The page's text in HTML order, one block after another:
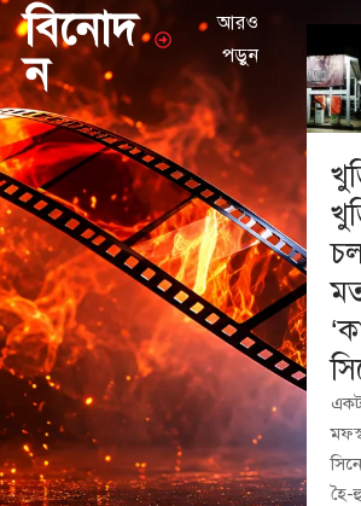
বিনোদ
ন
আরও
পড়ুন
হৈ-